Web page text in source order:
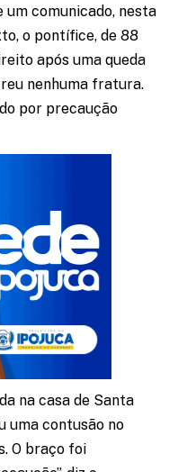
comunicado, nesta
o pontífice, de 88
após uma queda
nenhuma fratura.
por precaução
na casa de Santa
uma contusão no
O braço foi